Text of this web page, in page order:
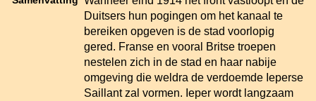
Duitsers hun pogingen om het kanaal te
bereiken opgeven is de stad voorlopig
gered. Franse en vooral Britse troepen
nestelen zich in de stad en haar nabije
omgeving die weldra de verdoemde Ieperse
Saillant zal vormen. Ieper wordt langzaam